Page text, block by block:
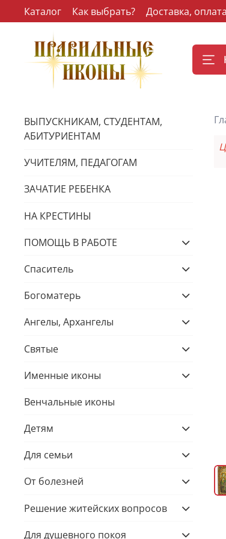
Каталог Как выбрать? Доставка, оплата
ВЫПУСКНИКАМ, СТУДЕНТАМ,
АБИТУРИЕНТАМ
УЧИТЕЛЯМ, ПЕДАГОГАМ
ЗАЧАТИЕ РЕБЕНКА
НА КРЕСТИНЫ
ПОМОЩЬ В РАБОТЕ
Спаситель
Богоматерь
Ангелы, Архангелы
Святые
Именные иконы
Венчальные иконы
Детям
Для семьи
От болезней
Решение житейских вопросов
Для душевного покоя